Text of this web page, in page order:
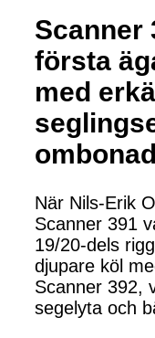
Scanner
första
med
När Nils-Erik
Scanner 391
19/20-dels
djupare köl
Scanner 392,
segelyta och